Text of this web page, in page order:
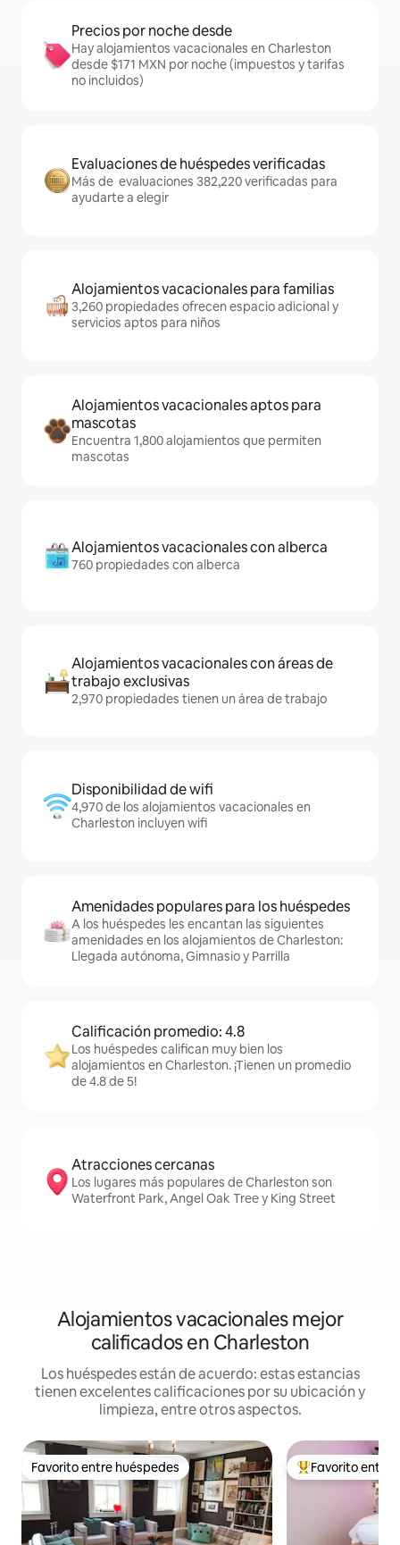
Precios por noche desde
Hay alojamientos vacacionales en Charleston
desde $171 MXN por noche (impuestos y tarifas
no incluidos)
Evaluaciones de huéspedes verificadas
Más de evaluaciones 382,220 verificadas para
ayudarte a elegir
Alojamientos vacacionales para familias
3,260 propiedades ofrecen espacio adicional y
servicios aptos para niños
Alojamientos vacacionales aptos para
mascotas
Encuentra 1,800 alojamientos que permiten
mascotas
Alojamientos vacacionales con alberca
760 propiedades con alberca
Alojamientos vacacionales con áreas de
trabajo exclusivas
2,970 propiedades tienen un área de trabajo
Disponibilidad de wifi
4,970 de los alojamientos vacacionales en
Charleston incluyen wifi
Amenidades populares para los huéspedes
A los huéspedes les encantan las siguientes
amenidades en los alojamientos de Charleston:
Llegada autónoma, Gimnasio y Parrilla
Calificación promedio: 4.8
Los huéspedes califican muy bien los
alojamientos en Charleston. ¡Tienen un promedio
de 4.8 de 5!
Atracciones cercanas
Los lugares más populares de Charleston son
Waterfront Park, Angel Oak Tree y King Street
Alojamientos vacacionales mejor
calificados en Charleston
Los huéspedes están de acuerdo: estas estancias
tienen excelentes calificaciones por su ubicación y
limpieza, entre otros aspectos.
Favorito entre huéspedes
Favorito entre huéspedes De los mejores
Favorito entre